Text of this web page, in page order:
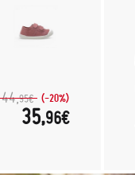
44,95€ (-20%)
35,96€